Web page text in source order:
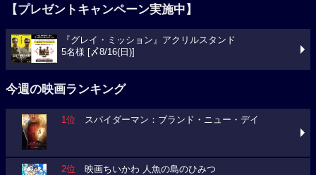
【プレゼントキャンペーン実施中】
『グレイ・ミッション』アクリルスタンド
5名様 [〆8/16(日)]
今週の映画ランキング
1位 スパイダーマン：ブランド・ニュー・デイ
2位 映画ちいかわ 人魚の島のひみつ